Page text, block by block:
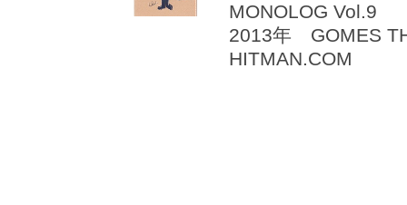
MONOLOG Vol.9
2013年 GOMES
HITMAN.COM